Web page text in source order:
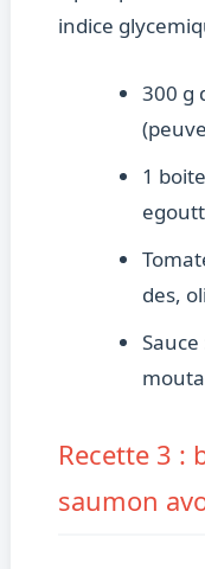
indice
300 g
1
des,
Recette 3 :
saumon